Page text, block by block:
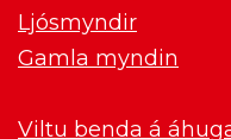
Ljósmyndir
Gamla myndin
Viltu benda á